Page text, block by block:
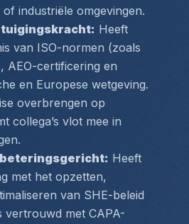
industriële omgevingen.
Heeft
van ISO-normen (zoals
AEO-certificering en
en Europese wetgeving.
overbrengen op
collega’s vlot mee in
Heeft
met het opzetten,
van SHE-beleid
vertrouwd met CAPA-